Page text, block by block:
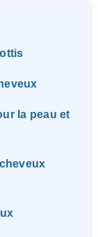
la peau et